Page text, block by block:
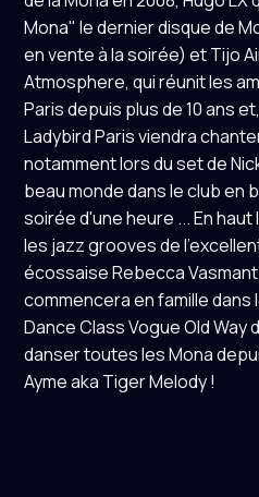
Mona" le dernier disque de
en vente à la soirée) et Tijo
Atmosphere, qui réunit les
Paris depuis plus de 10 ans
Ladybird Paris viendra
notamment lors du set de
beau monde dans le club en
soirée d'une heure ... En
les jazz grooves de
écossaise Rebecca
commencera en famille dans
Dance Class Vogue Old Way
danser toutes les Mona
Ayme aka Tiger Melody !